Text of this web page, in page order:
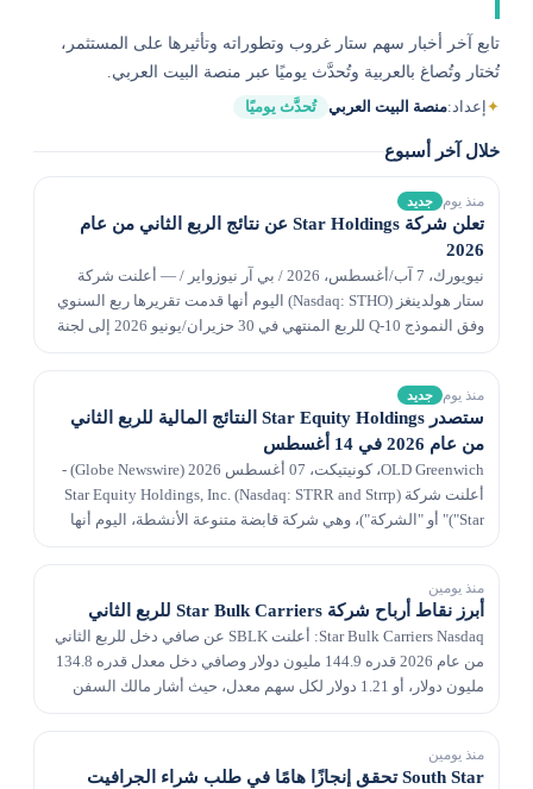
تابع آخر أخبار سهم ستار غروب وتطوراته وتأثيرها على المستثمر،
تُختار وتُصاغ بالعربية وتُحدَّث يوميًا عبر منصة البيت العربي.
✦إعداد:منصة البيت العربي تُحدَّث يوميًا
خلال آخر أسبوع
منذ يوم جديد
تعلن شركة Star Holdings عن نتائج الربع الثاني من عام
2026
نيويورك، 7 آب/أغسطس، 2026 / بي آر نيوزواير / — أعلنت شركة
ستار هولدينغز (Nasdaq: STHO) اليوم أنها قدمت تقريرها ربع السنوي
وفق النموذج 10-Q للربع المنتهي في 30 حزيران/يونيو 2026 إلى لجنة
منذ يوم جديد
ستصدر Star Equity Holdings النتائج المالية للربع الثاني
من عام 2026 في 14 أغسطس
OLD Greenwich، كونيتيكت، 07 أغسطس 2026 (Globe Newswire) -
أعلنت شركة Star Equity Holdings, Inc. (Nasdaq: STRR and Strrp)
("Star" أو "الشركة")، وهي شركة قابضة متنوعة الأنشطة، اليوم أنها
منذ يومين
أبرز نقاط أرباح شركة Star Bulk Carriers للربع الثاني
Star Bulk Carriers Nasdaq: أعلنت SBLK عن صافي دخل للربع الثاني
من عام 2026 قدره 144.9 مليون دولار وصافي دخل معدل قدره 134.8
مليون دولار، أو 1.21 دولار لكل سهم معدل، حيث أشار مالك السفن
منذ يومين
South Star تحقق إنجازًا هامًا في طلب شراء الجرافيت